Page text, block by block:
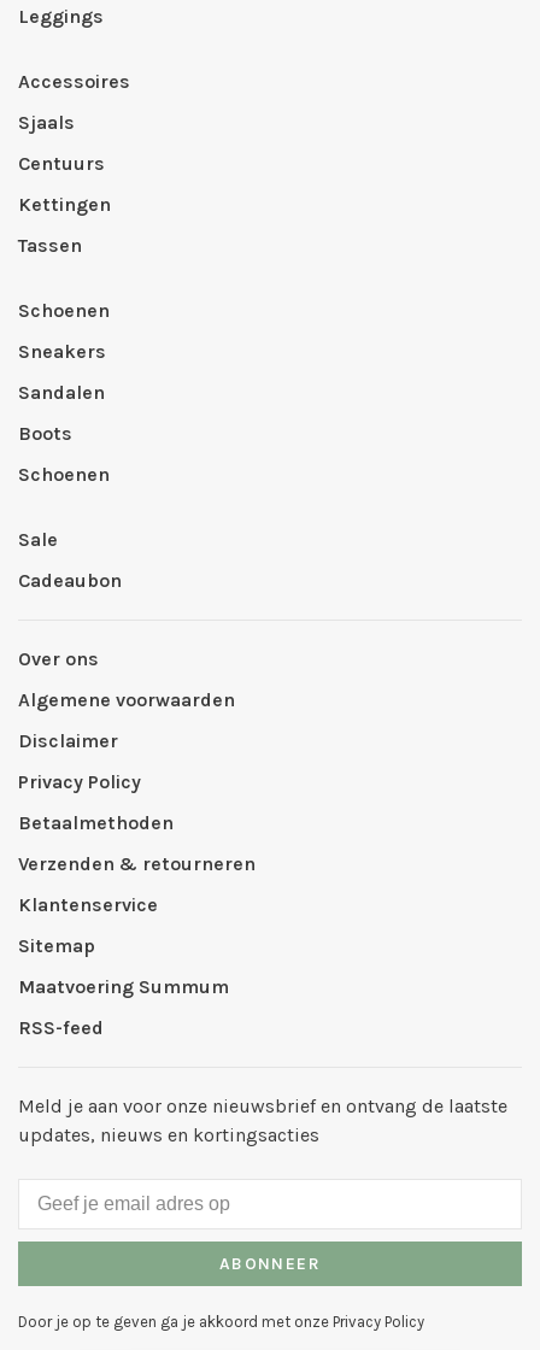
Leggings
Accessoires
Sjaals
Centuurs
Kettingen
Tassen
Schoenen
Sneakers
Sandalen
Boots
Schoenen
Sale
Cadeaubon
Over ons
Algemene voorwaarden
Disclaimer
Privacy Policy
Betaalmethoden
Verzenden & retourneren
Klantenservice
Sitemap
Maatvoering Summum
RSS-feed
Meld je aan voor onze nieuwsbrief en ontvang de laatste
updates, nieuws en kortingsacties
ABONNEER
Door je op te geven ga je akkoord met onze Privacy Policy